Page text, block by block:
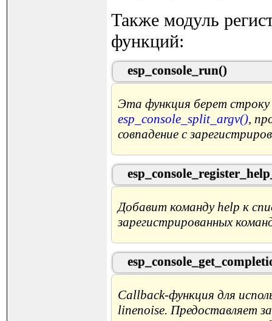
Также модуль
функций:
esp_console_run()
Эта функция берет строку
esp_console_split_argv(),
совпадение с
Добавит команду help к
зарегистрированных
Callback-функция для
linenoise. Предоставляет